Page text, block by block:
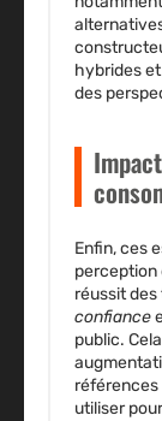
hybrides
des
Enfin, ces
perception
réussit
confiance
public.
utiliser